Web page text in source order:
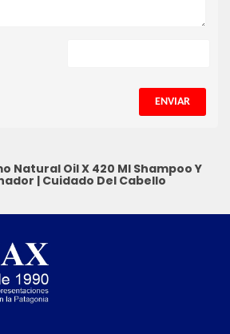
ENVIAR
Natural Oil X 420 Ml Shampoo Y
| Cuidado Del Cabello